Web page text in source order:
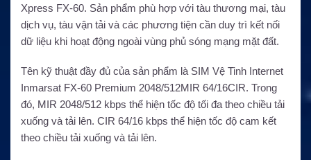
Xpress FX-60. Sản phẩm phù hợp với tàu thương mại, tàu
dịch vụ, tàu vận tải và các phương tiện cần duy trì kết nối
dữ liệu khi hoạt động ngoài vùng phủ sóng mạng mặt đất.
Tên kỹ thuật đầy đủ của sản phẩm là SIM Vệ Tinh Internet
Inmarsat FX-60 Premium 2048/512MIR 64/16CIR. Trong
đó, MIR 2048/512 kbps thể hiện tốc độ tối đa theo chiều tải
xuống và tải lên. CIR 64/16 kbps thể hiện tốc độ cam kết
theo chiều tải xuống và tải lên.